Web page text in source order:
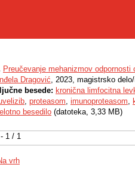
1 / 1
Preučevanje mehanizmov
Dragović, 2023, magistrsko
besede: kronična limfocitna
, proteasom, imunoproteasom,
besedilo (datoteka, 3,33 MB)
vrh